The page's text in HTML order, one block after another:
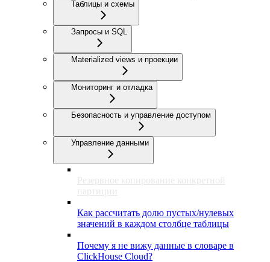
Таблицы и схемы
Запросы и SQL
Materialized views и проекции
Мониторинг и отладка
Безопасность и управление доступом
Управление данными
Резервное копирование конкретной
партиции
Как рассчитать долю пустых/нулевых
значений в каждом столбце таблицы
Почему я не вижу данные в словаре в
ClickHouse Cloud?